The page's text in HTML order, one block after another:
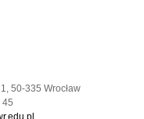
50-335 Wrocław
45